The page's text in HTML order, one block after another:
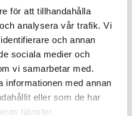
för att tillhandahålla
analysera vår trafik. Vi
och annan
sociala medier och
vi samarbetar med.
informationen med annan
eller som de har
tjänster.
(PDF)